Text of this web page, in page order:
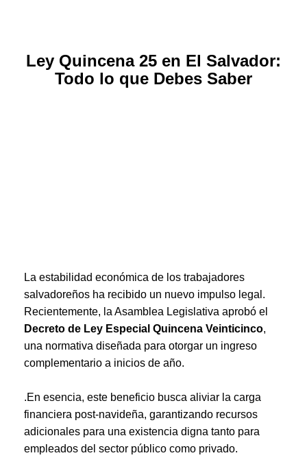
Ley Quincena 25 en El Salvador:
Todo lo que Debes Saber
La estabilidad económica de los trabajadores
salvadoreños ha recibido un nuevo impulso legal.
Recientemente, la Asamblea Legislativa aprobó el
Decreto de Ley Especial Quincena Veinticinco,
una normativa diseñada para otorgar un ingreso
complementario a inicios de año.
.En esencia, este beneficio busca aliviar la carga
financiera post-navideña, garantizando recursos
adicionales para una existencia digna tanto para
empleados del sector público como privado.